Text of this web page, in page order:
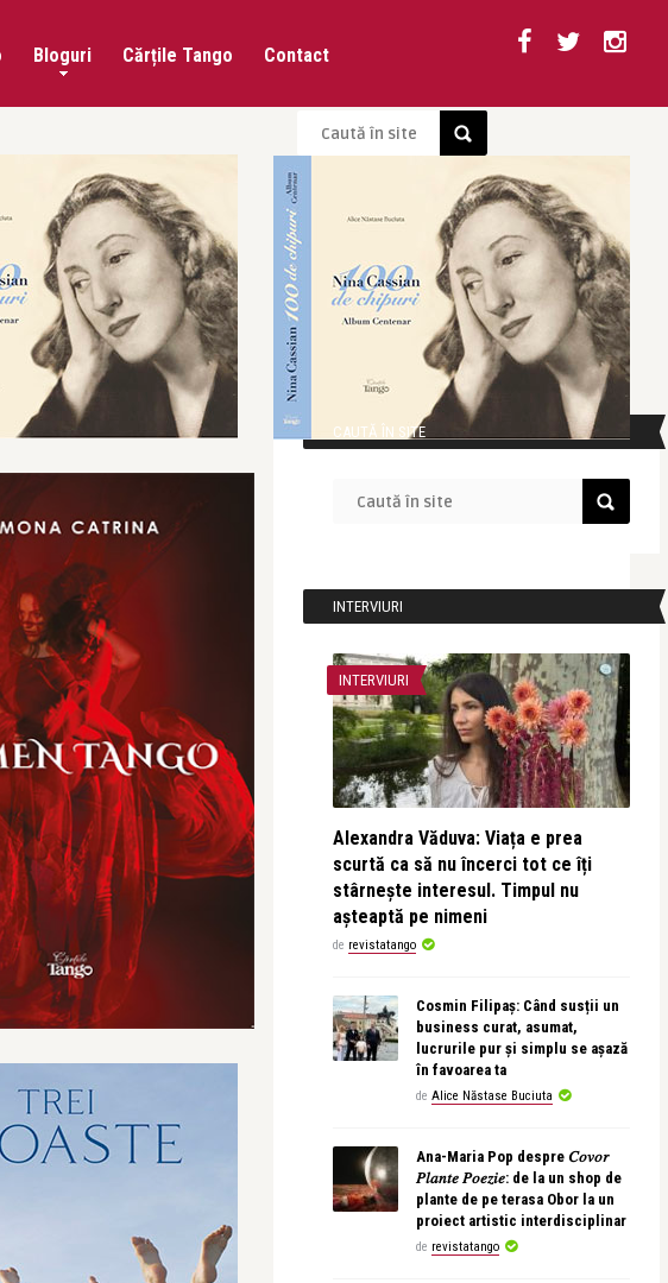
Bloguri Cărțile Tango Contact
CAUTĂ ÎN SITE
INTERVIURI
INTERVIURI
Alexandra Văduva: Viața e prea
scurtă ca să nu încerci tot ce îți
stârnește interesul. Timpul nu
așteaptă pe nimeni
de revistatango
Cosmin Filipaș: Când susții un
business curat, asumat,
lucrurile pur și simplu se așază
în favoarea ta
de Alice Năstase Buciuta
Ana-Maria Pop despre 𝐶𝑜𝑣𝑜𝑟
𝑃𝑙𝑎𝑛𝑡𝑒 𝑃𝑜𝑒𝑧𝑖𝑒: de la un shop de
plante de pe terasa Obor la un
proiect artistic interdisciplinar
de revistatango